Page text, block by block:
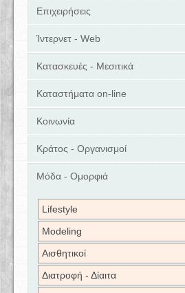
Επιχειρήσεις
Ίντερνετ - Web
Κατασκευές - Μεσιτικά
Καταστήματα on-line
Κοινωνία
Κράτος - Οργανισμοί
Μόδα - Ομορφιά
Lifestyle
Modeling
Αισθητικοί
Διατροφή - Δίαιτα